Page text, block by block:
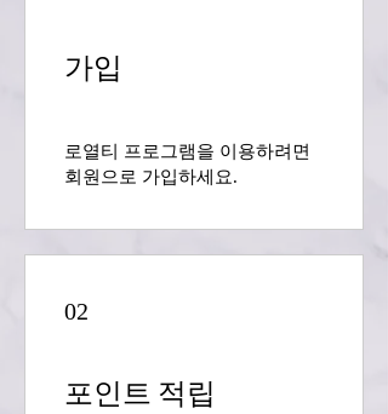
가입
로열티 프로그램을 이용하려면
회원으로 가입하세요.
02
포인트 적립